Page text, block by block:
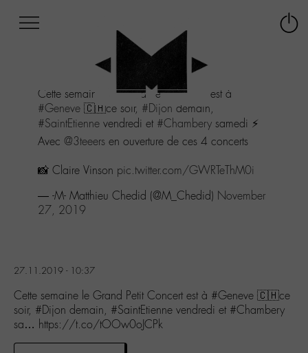
au
menu
Aller
Aller
recherche
Cette semaine le Grand Petit Concert est à
#Geneve 🇨🇭ce soir, #Dijon demain,
#SaintEtienne vendredi et #Chambery samedi ⚡️
Avec @3teeers en ouverture de ces 4 concerts
📸 Claire Vinson pic.twitter.com/GWRTeThM0i
— -M- Matthieu Chedid (@M_Chedid) November
27, 2019
27.11.2019 - 10:37
Cette semaine le Grand Petit Concert est à #Geneve 🇨🇭ce
soir, #Dijon demain, #SaintEtienne vendredi et #Chambery
sa… https://t.co/tOOw0oJCPk